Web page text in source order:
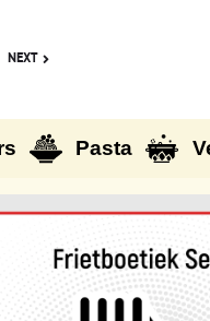
NEXT
Pasta